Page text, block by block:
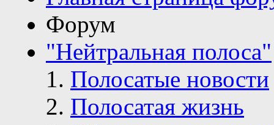
Форум
"Нейтральная полоса"
Полосатые новости
Полосатая жизнь